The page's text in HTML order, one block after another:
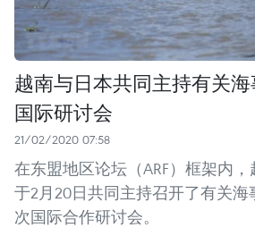
越南与日本共同主持有关
国际研讨会
21/02/2020 07:58
在东盟地区论坛（ARF）框架内
于2月20日共同主持召开了有关
次国际合作研讨会。